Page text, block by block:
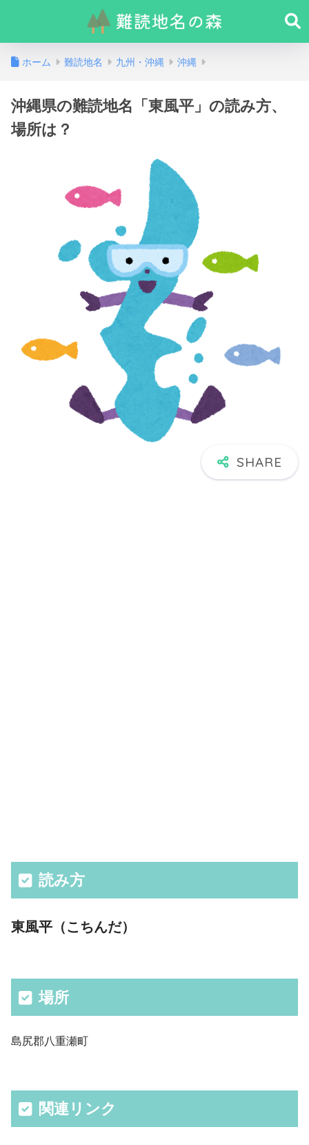
ホーム 難読地名 九州・沖縄 沖縄
沖縄県の難読地名「東風平」の読み方、
場所は？
読み方
東風平（こちんだ）
場所
島尻郡八重瀬町
関連リンク